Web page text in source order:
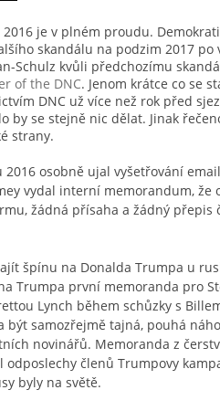
je v plném proudu.
skandálu na podzim 2017 po
Schulz kvůli předchozímu
of the DNC. Jenom krátce co se
DNC už více než rok před
by se stejně nic dělat. Jinak
strany.
osobně ujal vyšetřování
vydal interní memorandum, že
žádná přísaha a žádný přepis
špínu na Donalda Trumpa u
Trumpa první memoranda pro
Lynch během schůzky s
být samozřejmě tajná, pouhá
novinářů. Memoranda z
členů Trumpovy
byly na světě.